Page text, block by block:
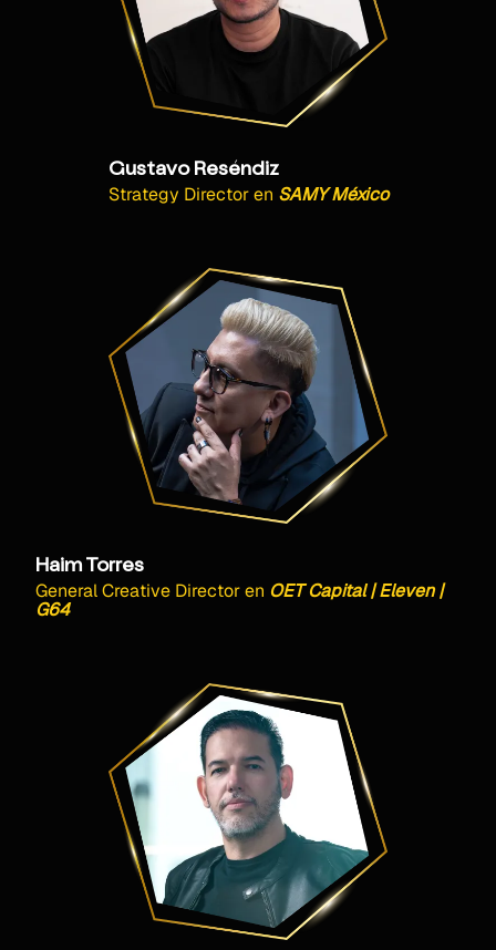
Gustavo Reséndiz
Strategy Director en SAMY México
Haim Torres
General Creative Directoren OET Capital | Eleven |
G64